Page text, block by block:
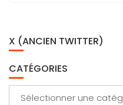
X (ANCIEN TWITTER)
CATÉGORIES